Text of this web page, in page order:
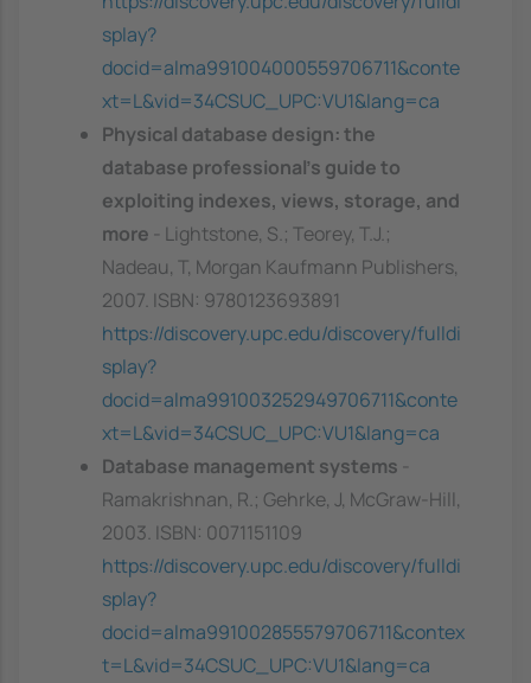
splay?
docid=alma991004000559706711&conte
xt=L&vid=34CSUC_UPC:VU1&lang=ca
Physical database design: the
database professional's guide to
exploiting indexes, views, storage, and
more
- Lightstone, S.; Teorey, T.J.;
Nadeau, T, Morgan Kaufmann Publishers,
2007. ISBN: 9780123693891
https://discovery.upc.edu/discovery/fulldi
splay?
docid=alma991003252949706711&conte
xt=L&vid=34CSUC_UPC:VU1&lang=ca
Database management systems
Ramakrishnan, R.; Gehrke, J, McGraw-Hill,
2003. ISBN: 0071151109
https://discovery.upc.edu/discovery/fulldi
splay?
docid=alma991002855579706711&contex
t=L&vid=34CSUC_UPC:VU1&lang=ca